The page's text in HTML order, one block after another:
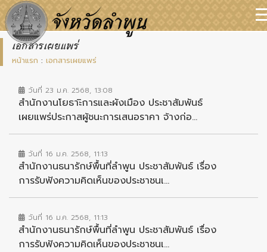
เอกสารเผยแพร่
หน้าแรก : เอกสารเผยแพร่
วันที่ 23 ม.ค. 2568, 13:08
สำนักงานโยธาะิการและผังเมือง ประชาสัมพันธ์
เผยแพร่ประกาสผู้ชนะการเสนอราคา จ้างก่อ...
วันที่ 16 ม.ค. 2568, 11:13
สำนักงานธนารักษ์พื้นที่ลำพูน ประชาสัมพันธ์ เรื่อง
การรับฟังความคิดเห็นของประชาชนเ...
วันที่ 16 ม.ค. 2568, 11:13
สำนักงานธนารักษ์พื้นที่ลำพูน ประชาสัมพันธ์ เรื่อง
การรับฟังความคิดเห็นของประชาชนเ...